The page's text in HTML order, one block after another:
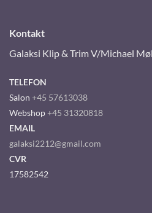
Kontakt
Galaksi Klip & Trim V/Michael
TELEFON
Salon +45 57613038
Webshop+45 31320818
EMAIL
galaksi2212@gmail.com
CVR
17582542